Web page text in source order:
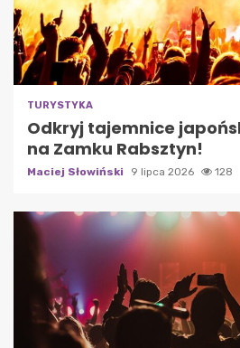
TURYSTYKA
Odkryj tajemnice
na Zamku Rabsztyn!
Maciej Słowiński 9 lipca 2026 128